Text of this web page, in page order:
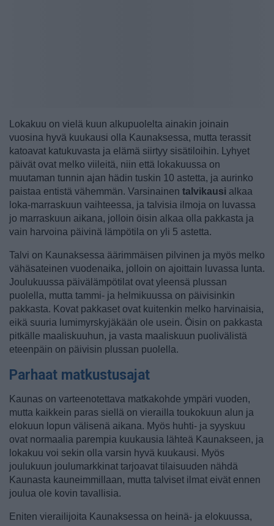
Lokakuu on vielä kuun alkupuolelta ainakin joinain
vuosina hyvä kuukausi olla Kaunaksessa, mutta terassit
katoavat katukuvasta ja elämä siirtyy sisätiloihin. Lyhyet
päivät ovat melko viileitä, niin että lokakuussa on
muutaman tunnin ajan hädin tuskin 10 astetta, ja aurinko
paistaa entistä vähemmän. Varsinainen talvikausi alkaa
loka-marraskuun vaihteessa, ja talvisia ilmoja on luvassa
jo marraskuun aikana, jolloin öisin alkaa olla pakkasta ja
vain harvoina päivinä lämpötila on yli 5 astetta.
Talvi on Kaunaksessa äärimmäisen pilvinen ja myös melko
vähäsateinen vuodenaika, jolloin on ajoittain luvassa lunta.
Joulukuussa päivälämpötilat ovat yleensä plussan
puolella, mutta tammi- ja helmikuussa on päivisinkin
pakkasta. Kovat pakkaset ovat kuitenkin melko harvinaisia,
eikä suuria lumimyrskyjäkään ole usein. Öisin on pakkasta
pitkälle maaliskuuhun, ja vasta maaliskuun puolivälistä
eteenpäin on päivisin plussan puolella.
Parhaat matkustusajat
Kaunas on varteenotettava matkakohde ympäri vuoden,
mutta kaikkein paras siellä on vierailla toukokuun alun ja
elokuun lopun välisenä aikana. Myös huhti- ja syyskuu
ovat normaalia parempia kuukausia lähteä Kaunakseen, ja
lokakuu voi sekin olla varsin hyvä kuukausi. Myös
joulukuun joulumarkkinat tarjoavat tilaisuuden nähdä
Kaunasta kauneimmillaan, mutta talviset ilmat eivät ennen
joulua ole kovin tavallisia.
Eniten vierailijoita Kaunaksessa on heinä- ja elokuussa,